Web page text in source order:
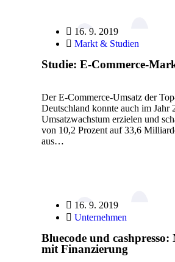
16. 9. 2019
Markt & Studien
Studie: E-Commerce-
Der E-Commerce-Umsatz der
Deutschland konnte auch im Jahr
Umsatzwachstum erzielen und
von 10,2 Prozent auf 33,6
aus…
16. 9. 2019
Unternehmen
Bluecode und
mit Finanzierung